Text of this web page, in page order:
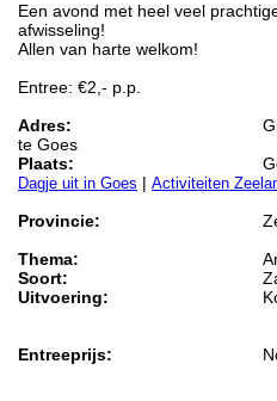
Een avond met heel veel
afwisseling!
Allen van harte welkom!
Entree: €2,- p.p.
Adres:
te Goes
Plaats:
Dagje uit in Goes | Activiteiten
Provincie:
Thema:
Soort:
Uitvoering:
Entreeprijs: